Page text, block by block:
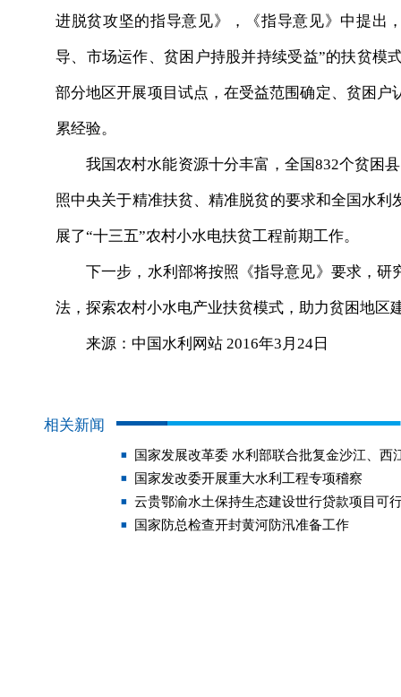
进脱贫攻坚的指导意见》，《指导意见》中提出
导、市场运作、贫困户持股并持续受益”的扶贫模
部分地区开展项目试点，在受益范围确定、贫困
累经验。
我国农村水能资源十分丰富，全国832个贫困县
照中央关于精准扶贫、精准脱贫的要求和全国水
展了“十三五”农村小水电扶贫工程前期工作。
下一步，水利部将按照《指导意见》要求，研
法，探索农村小水电产业扶贫模式，助力贫困地区
来源：中国水利网站 2016年3月24日
相关新闻
国家发展改革委 水利部联合批复金沙江、西
国家发改委开展重大水利工程专项稽察
云贵鄂渝水土保持生态建设世行贷款项目可
国家防总检查开封黄河防汛准备工作